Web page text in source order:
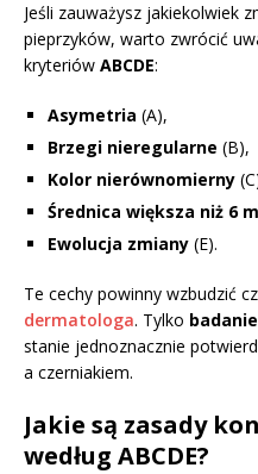
Jeśli zauważysz jakiekolwiek
pieprzyków, warto zwrócić
kryteriów ABCDE:
Asymetria (A),
Brzegi nieregularne (B),
Kolor nierównomierny
Średnica większa niż 6
Ewolucja zmiany (E).
Te cechy powinny wzbudzić
dermatologa. Tylko
stanie jednoznacznie
a czerniakiem.
Jakie są zasady
według ABCDE?